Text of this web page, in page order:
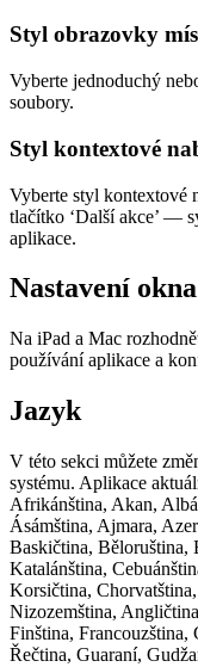
Styl obrazovky
Vyberte jednoduchý
soubory.
Styl kontextové
Vyberte styl kontextové
tlačítko ‘Další akce’ —
aplikace.
Nastavení
Na iPad a Mac
používání aplikace a
Jazyk
V této sekci můžete
systému. Aplikace
Afrikánština, Akan,
Ásámština, Ajmara,
Baskičtina, Běloruština,
Katalánština,
Korsičtina,
Nizozemština,
Finština,
Řečtina, Guaraní,